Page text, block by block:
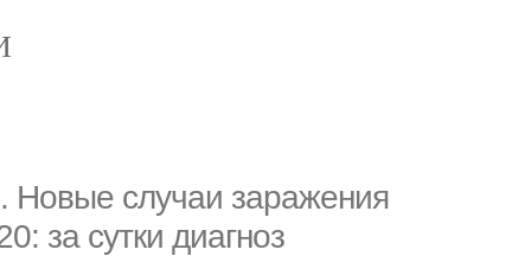
Новые случаи заражения
за сутки диагноз